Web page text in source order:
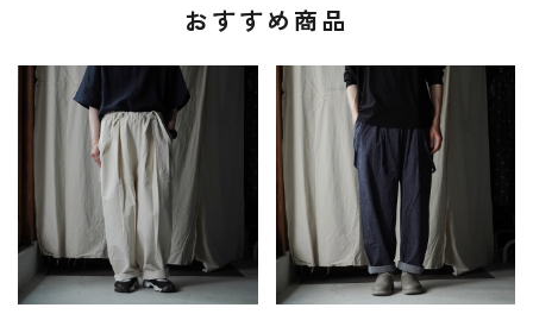
おすすめ商品